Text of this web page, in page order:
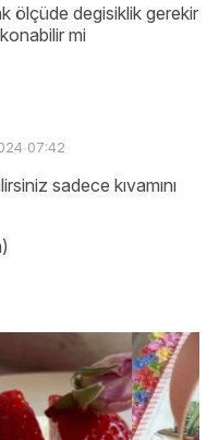
ölçüde degisiklik gerekir
mi
07:42
sadece kıvamını